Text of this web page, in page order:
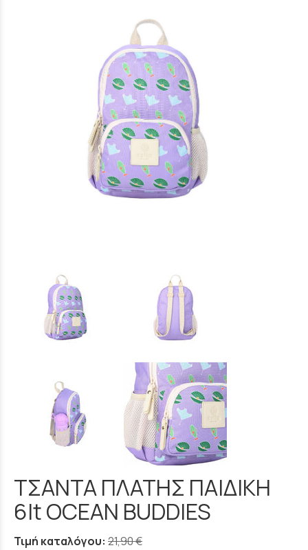
ΤΣΑΝΤΑ ΠΛΑΤΗΣ ΠΑΙΔΙΚΗ
6lt OCEAN BUDDIES
Τιμή καταλόγου: 21,90 €